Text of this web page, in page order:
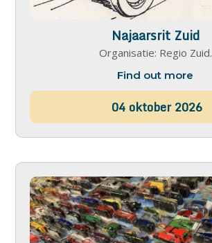
Najaarsrit Zuid
Organisatie: Regio Zuid.
Find out more
04 oktober 2026